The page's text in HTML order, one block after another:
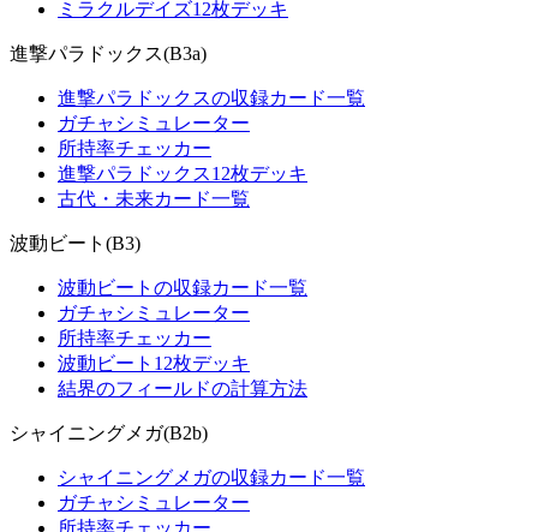
ミラクルデイズ12枚デッキ
進撃パラドックス(B3a)
進撃パラドックスの収録カード一覧
ガチャシミュレーター
所持率チェッカー
進撃パラドックス12枚デッキ
古代・未来カード一覧
波動ビート(B3)
波動ビートの収録カード一覧
ガチャシミュレーター
所持率チェッカー
波動ビート12枚デッキ
結界のフィールドの計算方法
シャイニングメガ(B2b)
シャイニングメガの収録カード一覧
ガチャシミュレーター
所持率チェッカー